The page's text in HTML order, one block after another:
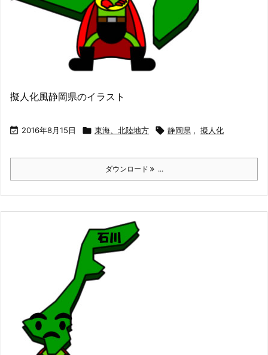
擬人化風静岡県のイラスト
 2016年8月15日  東海、北陸地方  静岡県 , 擬人化
ダウンロード ...